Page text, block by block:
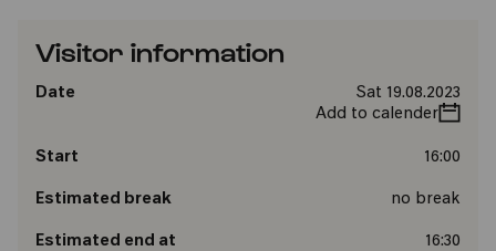
Visitor information
Date
Sat 19.08.2023
Add to calender
Start 16:00
Estimated break no break
Estimated end at 16:30